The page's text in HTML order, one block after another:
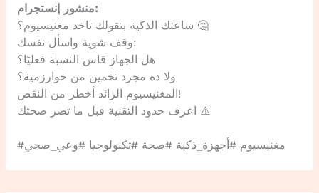
منشور إنستجرام:
ساعتك الذكية بتقولك تاخد مغنيسيوم؟ 🤔
وقف شوية واسأل نفسك:
هل الجهاز قاس النسبة فعليًا؟
ولا ده مجرد تخمين من خوارزمية؟
المغنيسيوم الزائد أخطر من النقص!
اعرف حدود التقنية قبل ما تضر صحتك ⚠️
#مغنيسيوم #أجهزة_ذكية #صحة #تكنولوجيا #وعي_صحي